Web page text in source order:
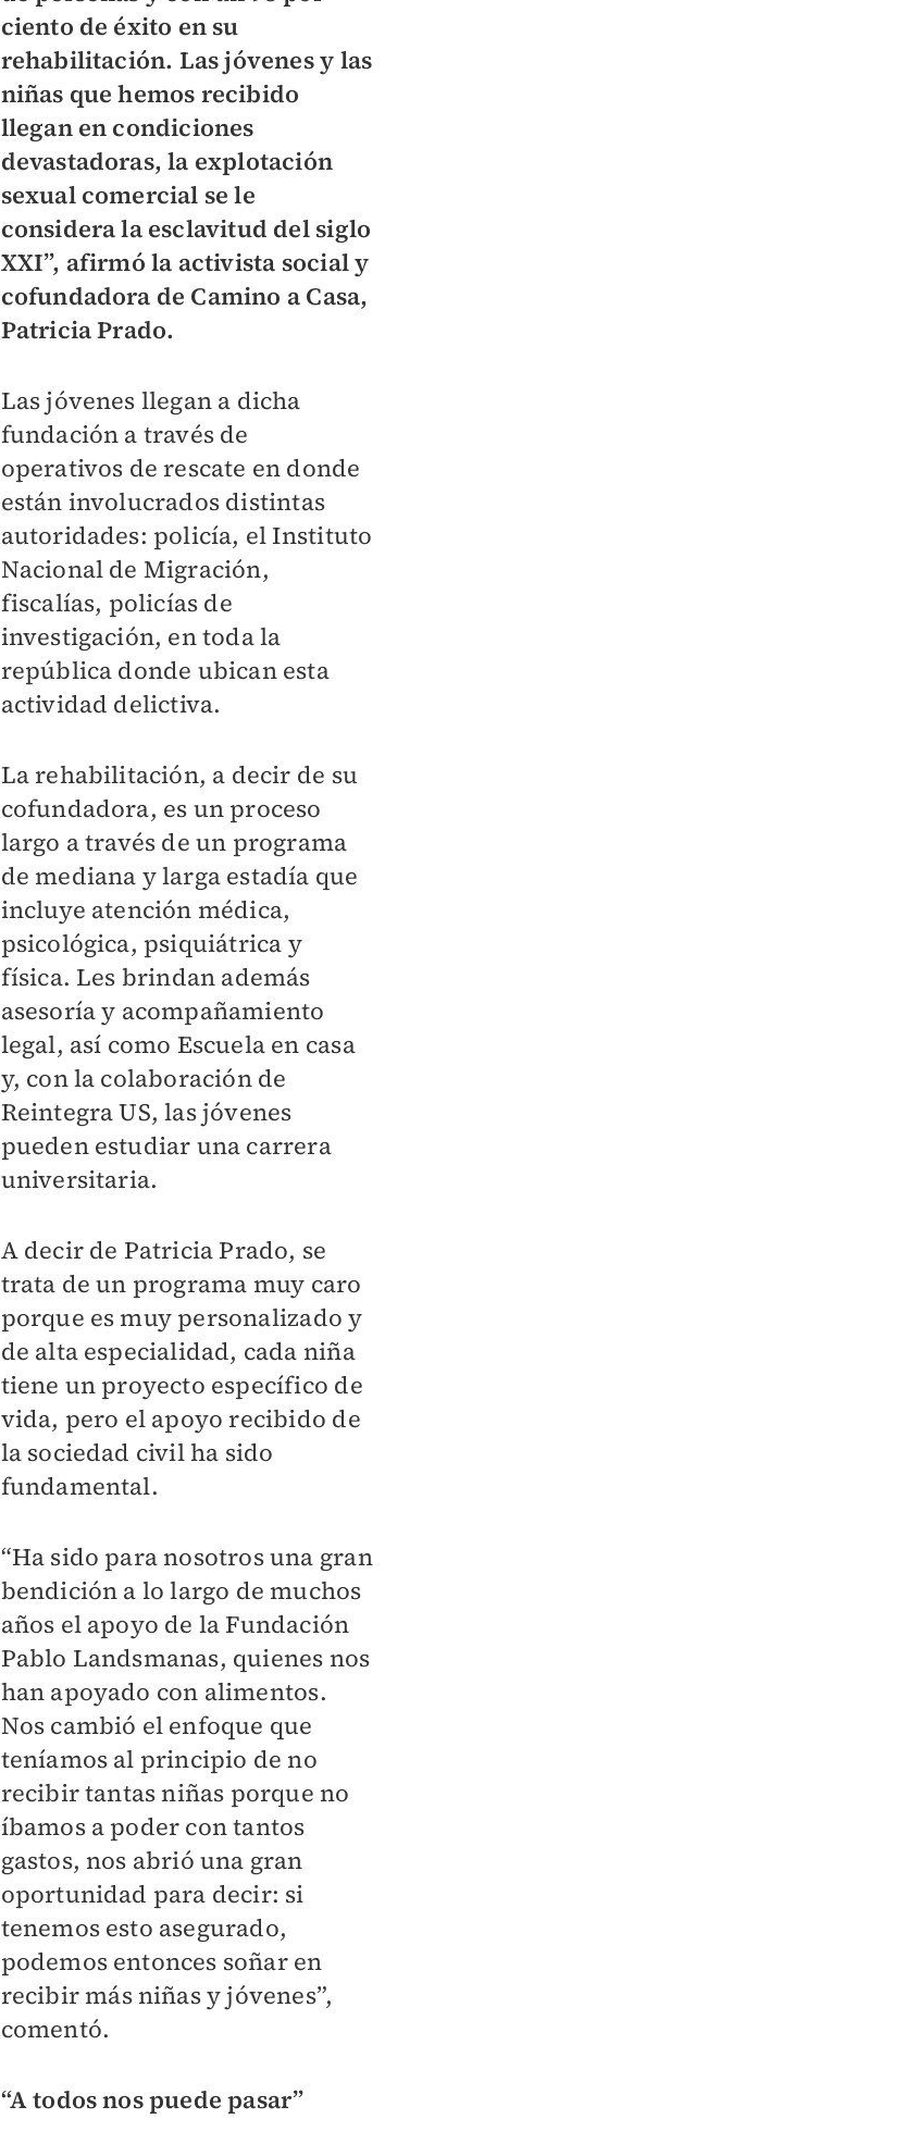
ciento de éxito en su
rehabilitación. Las jóvenes y las
niñas que hemos recibido
llegan en condiciones
devastadoras, la explotación
sexual comercial se le
considera la esclavitud del siglo
XXI”, afirmó la activista social y
cofundadora de Camino a Casa,
Patricia Prado.
Las jóvenes llegan a dicha
fundación a través de
operativos de rescate en donde
están involucrados distintas
autoridades: policía, el Instituto
Nacional de Migración,
fiscalías, policías de
investigación, en toda la
república donde ubican esta
actividad delictiva.
La rehabilitación, a decir de su
cofundadora, es un proceso
largo a través de un programa
de mediana y larga estadía que
incluye atención médica,
psicológica, psiquiátrica y
física. Les brindan además
asesoría y acompañamiento
legal, así como Escuela en casa
y, con la colaboración de
Reintegra US, las jóvenes
pueden estudiar una carrera
universitaria.
A decir de Patricia Prado, se
trata de un programa muy caro
porque es muy personalizado y
de alta especialidad, cada niña
tiene un proyecto específico de
vida, pero el apoyo recibido de
la sociedad civil ha sido
fundamental.
“Ha sido para nosotros una gran
bendición a lo largo de muchos
años el apoyo de la Fundación
Pablo Landsmanas, quienes nos
han apoyado con alimentos.
Nos cambió el enfoque que
teníamos al principio de no
recibir tantas niñas porque no
íbamos a poder con tantos
gastos, nos abrió una gran
oportunidad para decir: si
tenemos esto asegurado,
podemos entonces soñar en
recibir más niñas y jóvenes”,
comentó.
“A todos nos puede pasar”